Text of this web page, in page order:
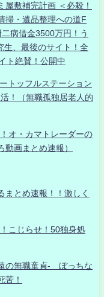
屋敷補完計画 ＜必殺！
掃・遺品整理への道F
病借金3500万円！う
生、最後のサイト！全
ト絶賛！公開中
トッフルステーション
！（無職孤独居老人的
オ・カマトレーダーの
画まとめ速報）
まとめ速報！！激しく
こじらせ！50独身処
の無職童貞- ぼっちな
苦！